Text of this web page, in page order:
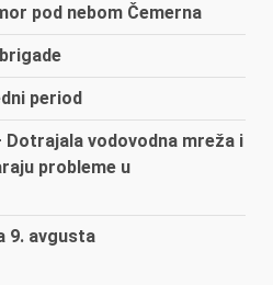
pod nebom Čemerna
period
Dotrajala vodovodna mreža i
probleme u
9. avgusta